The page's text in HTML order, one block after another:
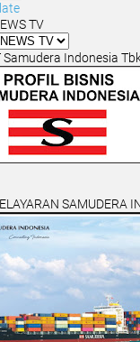
TV
Samudera Indonesia
SAMUDERA